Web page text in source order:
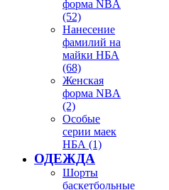
форма NBA
(52)
Нанесение
фамилий на
майки НБА
(68)
Женская
форма NBA
(2)
Особые
серии маек
НБА (1)
ОДЕЖДА
Шорты
баскетбольные